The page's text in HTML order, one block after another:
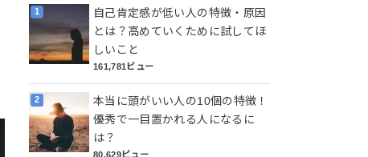
自己肯定感が低い人の特徴・原因
とは？高めていくために試してほ
しいこと
161,781ビュー
本当に頭がいい人の10個の特徴！
優秀で一目置かれる人になるに
は？
80,629ビュー